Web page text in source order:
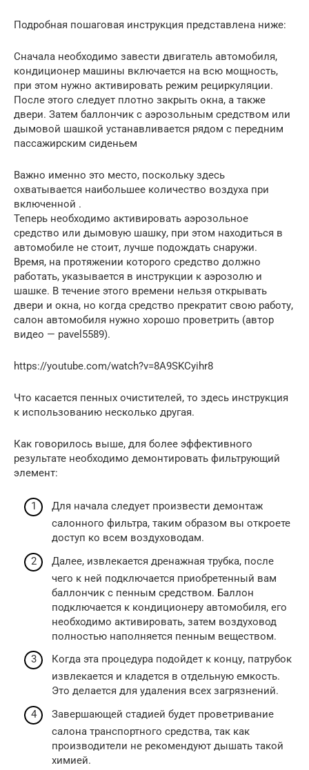
Подробная пошаговая инструкция представлена ниже:
Сначала необходимо завести двигатель автомобиля,
кондиционер машины включается на всю мощность,
при этом нужно активировать режим рециркуляции.
После этого следует плотно закрыть окна, а также
двери. Затем баллончик с аэрозольным средством или
дымовой шашкой устанавливается рядом с передним
пассажирским сиденьем
Важно именно это место, поскольку здесь
охватывается наибольшее количество воздуха при
включенной .
Теперь необходимо активировать аэрозольное
средство или дымовую шашку, при этом находиться в
автомобиле не стоит, лучше подождать снаружи.
Время, на протяжении которого средство должно
работать, указывается в инструкции к аэрозолю и
шашке. В течение этого времени нельзя открывать
двери и окна, но когда средство прекратит свою работу,
салон автомобиля нужно хорошо проветрить (автор
видео — pavel5589).
https://youtube.com/watch?v=8A9SKCyihr8
Что касается пенных очистителей, то здесь инструкция
к использованию несколько другая.
Как говорилось выше, для более эффективного
результате необходимо демонтировать фильтрующий
элемент:
Для начала следует произвести демонтаж
салонного фильтра, таким образом вы откроете
доступ ко всем воздуховодам.
Далее, извлекается дренажная трубка, после
чего к ней подключается приобретенный вам
баллончик с пенным средством. Баллон
подключается к кондиционеру автомобиля, его
необходимо активировать, затем воздуховод
полностью наполняется пенным веществом.
Когда эта процедура подойдет к концу, патрубок
извлекается и кладется в отдельную емкость.
Это делается для удаления всех загрязнений.
Завершающей стадией будет проветривание
салона транспортного средства, так как
производители не рекомендуют дышать такой
химией.